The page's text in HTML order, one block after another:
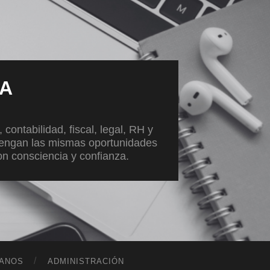
contabilidad, fiscal, legal, RH y
las mismas oportunidades
consciencia y confianza.
ADMINISTRACIÓN